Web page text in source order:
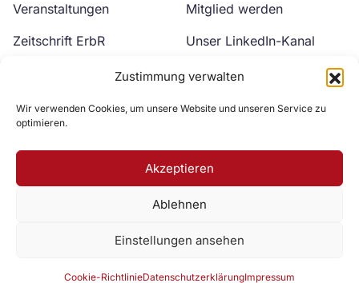
Zustimmung verwalten
Wir verwenden Cookies, um unsere Website und unseren Service zu
optimieren.
Akzeptieren
Ablehnen
Einstellungen ansehen
Cookie-RichtlinieDatenschutzerklärungImpressum
Veranstaltungen
Zeitschrift ErbR
Mitglied werden
Unser LinkedIn-Kanal
Unser YouTube-Kanal
Zur DAV Webseite